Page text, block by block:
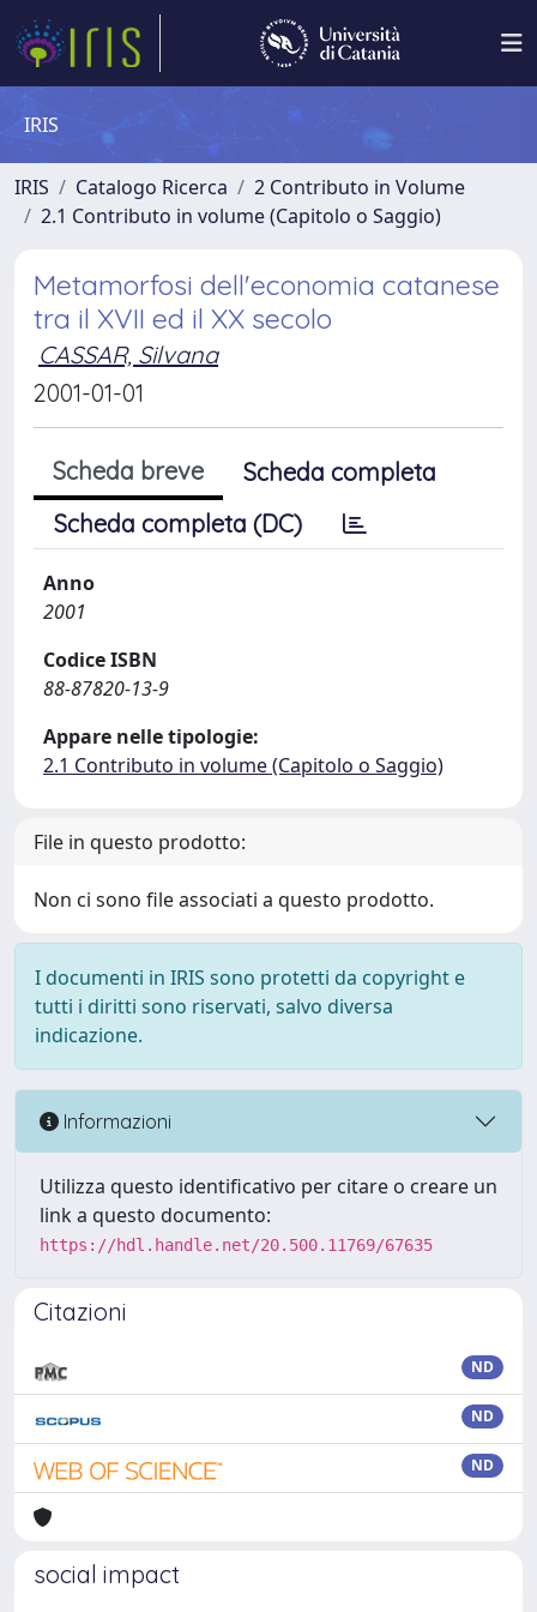
IRIS
IRIS Catalogo Ricerca
2 Contributo in Volume
2.1 Contributo in volume (Capitolo o Saggio)
Metamorfosi dell'economia catanese
tra il XVII ed il XX secolo
CASSAR, Silvana
2001-01-01
Scheda breve
Scheda completa
Scheda completa (DC)
Anno
2001
Codice ISBN
88-87820-13-9
Appare nelle tipologie:
2.1 Contributo in volume (Capitolo o Saggio)
File in questo prodotto:
Non ci sono file associati a questo prodotto.
I documenti in IRIS sono protetti da copyright e
tutti i diritti sono riservati, salvo diversa
indicazione.
Informazioni
Utilizza questo identificativo per citare o creare un
link a questo documento:
https://hdl.handle.net/20.500.11769/67635
Citazioni
ND
ND
ND
social impact